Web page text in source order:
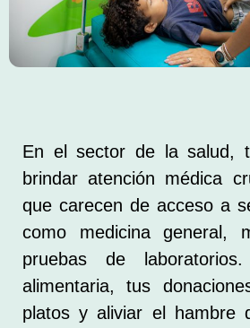
En el sector de la salud,
brindar atención médica
que carecen de acceso a
como medicina general,
pruebas de
alimentaria, tus
platos y aliviar el hambre